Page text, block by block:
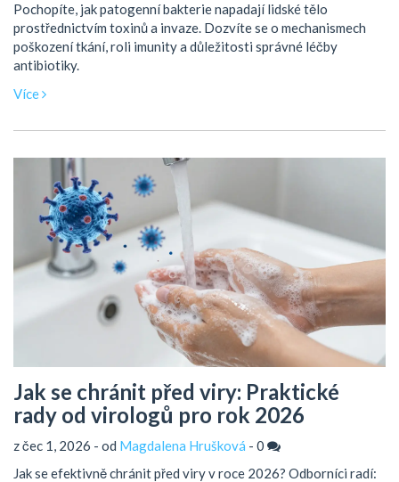
Pochopíte, jak patogenní bakterie napadají lidské tělo
prostřednictvím toxinů a invaze. Dozvíte se o mechanismech
poškození tkání, roli imunity a důležitosti správné léčby
antibiotiky.
Více
Jak se chránit před viry: Praktické
rady od virologů pro rok 2026
z čec 1, 2026 - od Magdalena Hrušková - 0
Jak se efektivně chránit před viry v roce 2026? Odborníci radí: